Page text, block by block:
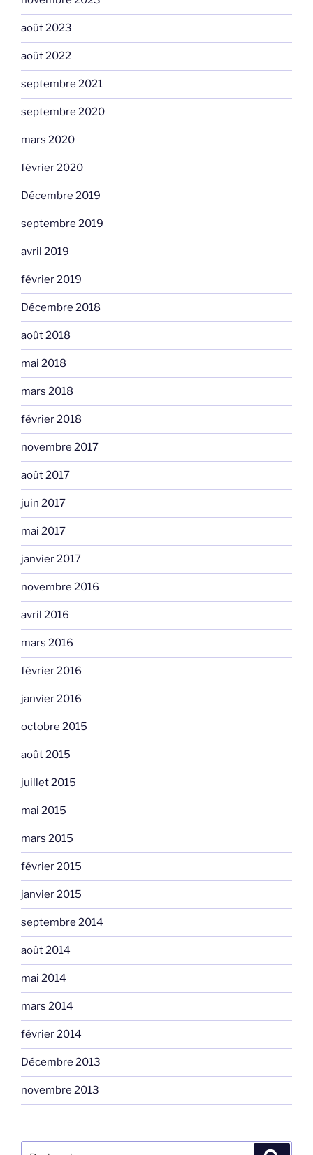
août 2023
août 2022
septembre 2021
septembre 2020
mars 2020
février 2020
Décembre 2019
septembre 2019
avril 2019
février 2019
Décembre 2018
août 2018
mai 2018
mars 2018
février 2018
novembre 2017
août 2017
juin 2017
mai 2017
janvier 2017
novembre 2016
avril 2016
mars 2016
février 2016
janvier 2016
octobre 2015
août 2015
juillet 2015
mai 2015
mars 2015
février 2015
janvier 2015
septembre 2014
août 2014
mai 2014
mars 2014
février 2014
Décembre 2013
novembre 2013